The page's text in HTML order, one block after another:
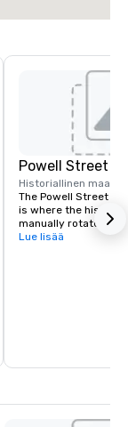
Powell Street
Historiallinen
The Powell Street
is where the historic
manually rotated to
Located at Powell
Lue lisää